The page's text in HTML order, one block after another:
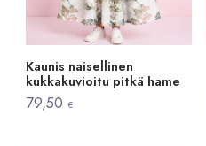
Kaunis naisellinen
kukkakuvioitu pitkä hame
79,50€